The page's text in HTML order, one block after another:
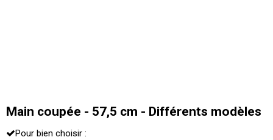
Main coupée - 57,5 cm - Différents modèles
Pour bien choisir :